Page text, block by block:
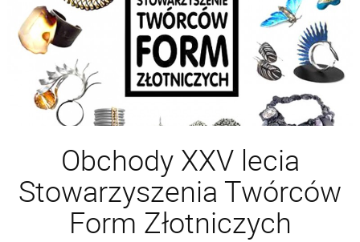
Obchody XXV lecia
Stowarzyszenia Twórców
Form Złotniczych